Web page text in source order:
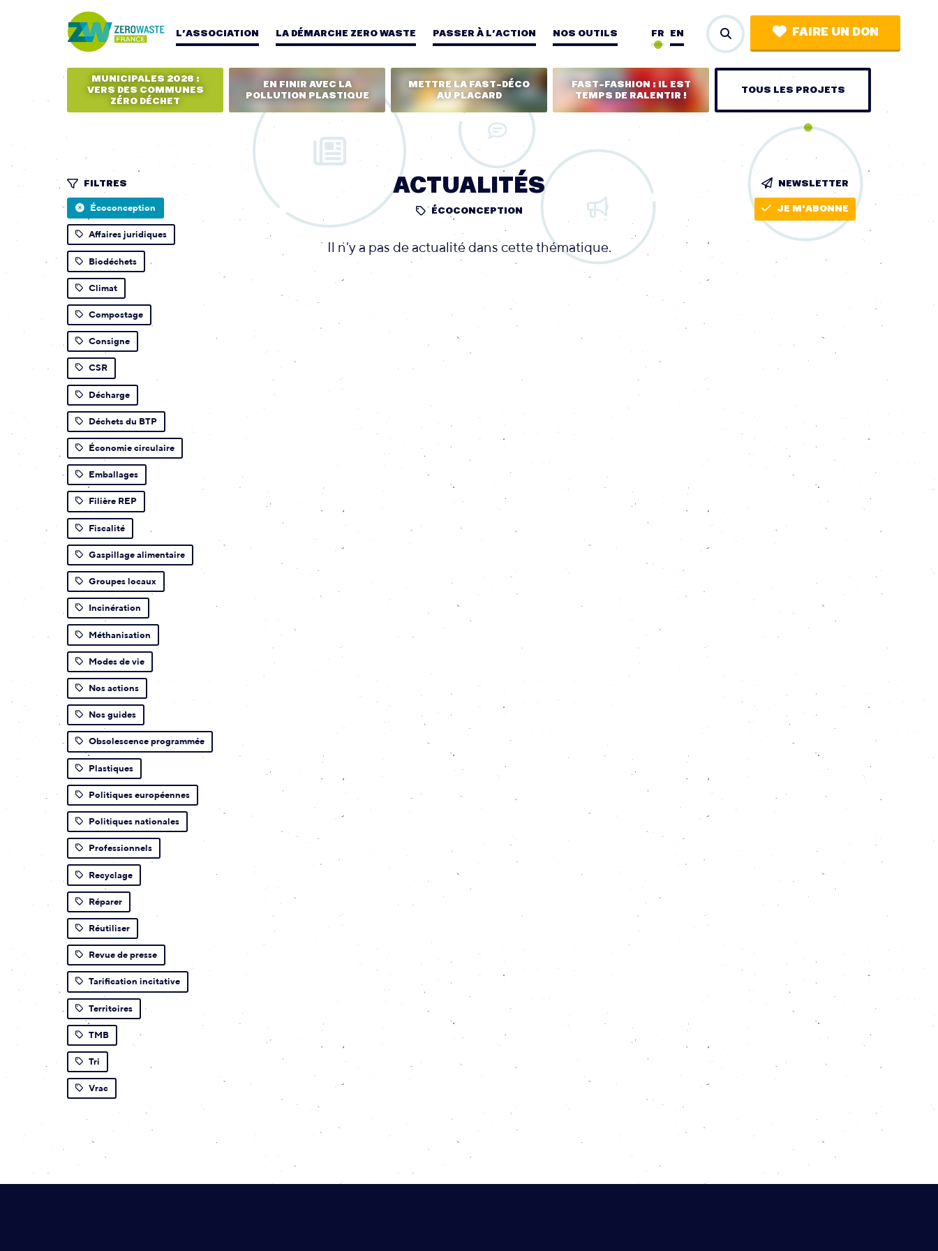
L’ASSOCIATION LA DÉMARCHE ZERO WASTE PASSER À L’ACTION NOS OUTILS EN
FR FAIRE UN DON
MUNICIPALES 2026 :
VERS DES COMMUNES
ZÉRO DÉCHET
EN FINIR AVEC LA
POLLUTION PLASTIQUE
METTRE LA FAST-DÉCO
AU PLACARD
FAST-FASHION : IL EST
TEMPS DE RALENTIR !
TOUS LES PROJETS
FILTRES
Écoconception
Affaires juridiques
Biodéchets
Climat
Compostage
Consigne
CSR
Décharge
Déchets du BTP
Économie circulaire
Emballages
Filière REP
Fiscalité
Gaspillage alimentaire
Groupes locaux
Incinération
Méthanisation
Modes de vie
Nos actions
Nos guides
Obsolescence programmée
Plastiques
Politiques européennes
Politiques nationales
Professionnels
Recyclage
Réparer
Réutiliser
Revue de presse
Tarification incitative
Territoires
TMB
Tri
Vrac
ACTUALITÉS
ÉCOCONCEPTION
Il n'y a pas de actualité dans cette thématique.
NEWSLETTER
JE M'ABONNE